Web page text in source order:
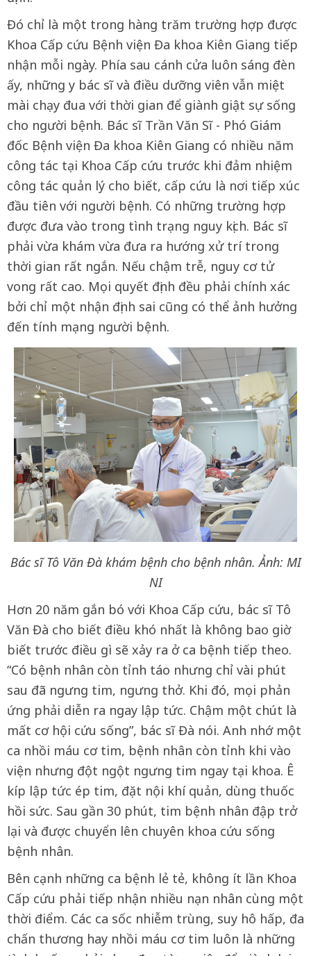
Đó chỉ là một trong hàng trăm trường hợp được
Khoa Cấp cứu Bệnh viện Đa khoa Kiên Giang tiếp
nhận mỗi ngày. Phía sau cánh cửa luôn sáng đèn
ấy, những y bác sĩ và điều dưỡng viên vẫn miệt
mài chạy đua với thời gian để giành giật sự sống
cho người bệnh. Bác sĩ Trần Văn Sĩ - Phó Giám
đốc Bệnh viện Đa khoa Kiên Giang có nhiều năm
công tác tại Khoa Cấp cứu trước khi đảm nhiệm
công tác quản lý cho biết, cấp cứu là nơi tiếp xúc
đầu tiên với người bệnh. Có những trường hợp
được đưa vào trong tình trạng nguy kịch. Bác sĩ
phải vừa khám vừa đưa ra hướng xử trí trong
thời gian rất ngắn. Nếu chậm trễ, nguy cơ tử
vong rất cao. Mọi quyết định đều phải chính xác
bởi chỉ một nhận định sai cũng có thể ảnh hưởng
đến tính mạng người bệnh.
Bác sĩ Tô Văn Đà khám bệnh cho bệnh nhân. Ảnh: MI
NI
Hơn 20 năm gắn bó với Khoa Cấp cứu, bác sĩ Tô
Văn Đà cho biết điều khó nhất là không bao giờ
biết trước điều gì sẽ xảy ra ở ca bệnh tiếp theo.
“Có bệnh nhân còn tỉnh táo nhưng chỉ vài phút
sau đã ngưng tim, ngưng thở. Khi đó, mọi phản
ứng phải diễn ra ngay lập tức. Chậm một chút là
mất cơ hội cứu sống”, bác sĩ Đà nói. Anh nhớ một
ca nhồi máu cơ tim, bệnh nhân còn tỉnh khi vào
viện nhưng đột ngột ngưng tim ngay tại khoa. Ê
kíp lập tức ép tim, đặt nội khí quản, dùng thuốc
hồi sức. Sau gần 30 phút, tim bệnh nhân đập trở
lại và được chuyển lên chuyên khoa cứu sống
bệnh nhân.
Bên cạnh những ca bệnh lẻ tẻ, không ít lần Khoa
Cấp cứu phải tiếp nhận nhiều nạn nhân cùng một
thời điểm. Các ca sốc nhiễm trùng, suy hô hấp, đa
chấn thương hay nhồi máu cơ tim luôn là những